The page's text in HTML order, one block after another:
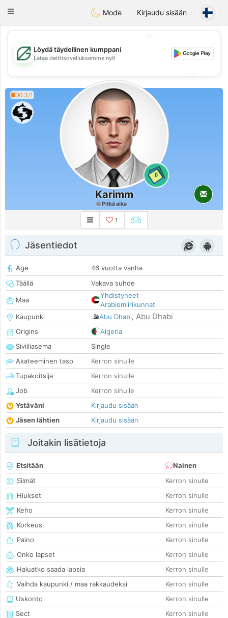
GulfDating
Toggle
Mode Kirjaudu sisään
💖
💕
💕
Löydä täydellinen kumppani
Lataa deittisovelluksemme nyt!
0.3/1
0
Karimm
Pitkä aika
1
Jäsentiedot
Age
46 vuotta vanha
Täällä
Vakava suhde
Maa
Yhdistyneet
Arabiemiirikunnat
Kaupunki
Abu Dhabi, Abu Dhabi
Origins
Algeria
Siviiliasema
Single
Akateeminen taso
Kerron sinulle
Tupakoitsija
Kerron sinulle
Job
Kerron sinulle
Ystäväni
Kirjaudu sisään
Jäsen lähtien
Kirjaudu sisään
Joitakin lisätietoja
Etsitään
Nainen
Silmät
Kerron sinulle
Hiukset
Kerron sinulle
Keho
Kerron sinulle
Korkeus
Kerron sinulle
Paino
Kerron sinulle
Onko lapset
Kerron sinulle
Haluatko saada lapsia
Kerron sinulle
Vaihda kaupunki / maa rakkaudeksi
Kerron sinulle
Uskonto
Kerron sinulle
Sect
Kerron sinulle